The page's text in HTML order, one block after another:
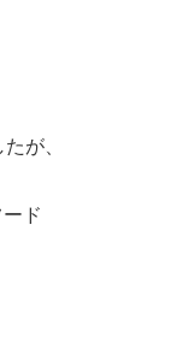
が、
ド